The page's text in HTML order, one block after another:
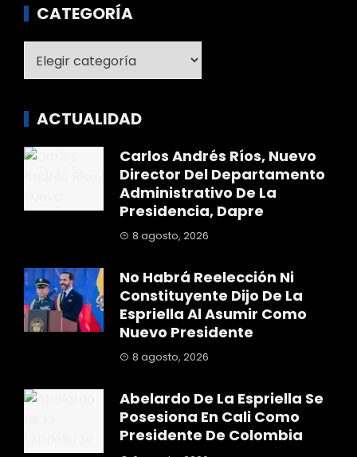
CATEGORÍA
ACTUALIDAD
Carlos Andrés Ríos, Nuevo
Director Del Departamento
Administrativo De La
Presidencia, Dapre
8 agosto, 2026
No Habrá Reelección Ni
Constituyente Dijo De La
Espriella Al Asumir Como
Nuevo Presidente
8 agosto, 2026
Abelardo De La Espriella Se
Posesiona En Cali Como
Presidente De Colombia